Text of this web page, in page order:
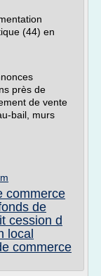
(44) en
près de
de vente
bail, murs
commerce
de
cession d
local
commerce